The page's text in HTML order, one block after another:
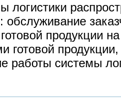
логистики
продукции
готовой
работы системы